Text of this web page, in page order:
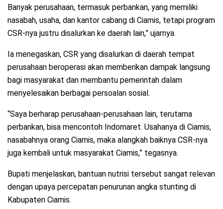
Banyak perusahaan, termasuk perbankan, yang memiliki
nasabah, usaha, dan kantor cabang di Ciamis, tetapi program
CSR-nya justru disalurkan ke daerah lain,” ujarnya.
Ia menegaskan, CSR yang disalurkan di daerah tempat
perusahaan beroperasi akan memberikan dampak langsung
bagi masyarakat dan membantu pemerintah dalam
menyelesaikan berbagai persoalan sosial.
“Saya berharap perusahaan-perusahaan lain, terutama
perbankan, bisa mencontoh Indomaret. Usahanya di Ciamis,
nasabahnya orang Ciamis, maka alangkah baiknya CSR-nya
juga kembali untuk masyarakat Ciamis,” tegasnya.
Bupati menjelaskan, bantuan nutrisi tersebut sangat relevan
dengan upaya percepatan penurunan angka stunting di
Kabupaten Ciamis.